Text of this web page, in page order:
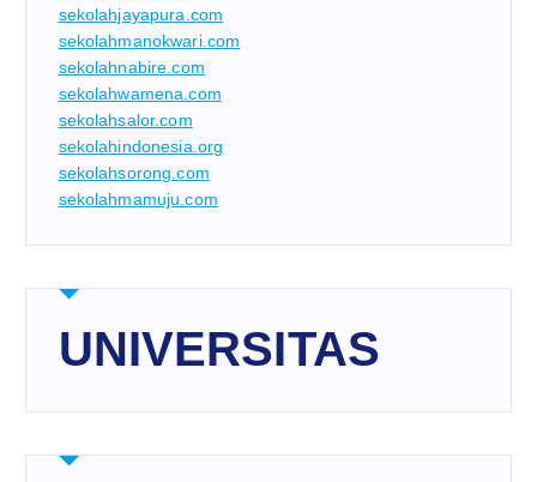
sekolahjayapura.com
sekolahmanokwari.com
sekolahnabire.com
sekolahwamena.com
sekolahsalor.com
sekolahindonesia.org
sekolahsorong.com
sekolahmamuju.com
UNIVERSITAS